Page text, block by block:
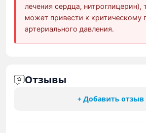
лечения сердца, нитроглицерин),
может привести к критическому
артериального давления.
Отзывы
+ Добавить отзыв